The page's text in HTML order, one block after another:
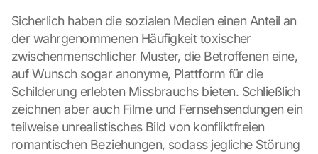
Sicherlich haben die sozialen Medien einen Anteil an
der wahrgenommenen Häufigkeit toxischer
zwischenmenschlicher Muster, die Betroffenen eine,
auf Wunsch sogar anonyme, Plattform für die
Schilderung erlebten Missbrauchs bieten. Schließlich
zeichnen aber auch Filme und Fernsehsendungen ein
teilweise unrealistisches Bild von konfliktfreien
romantischen Beziehungen, sodass jegliche Störung
o
n
t
i
s
p
r
o